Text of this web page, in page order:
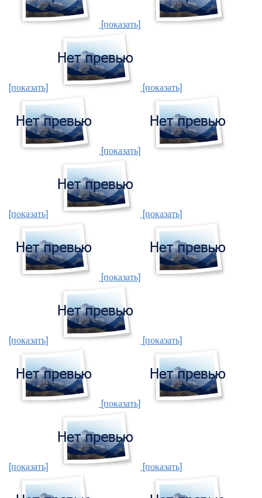
[показать]
[показать] [показать]
[показать]
[показать] [показать]
[показать]
[показать] [показать]
[показать]
[показать] [показать]